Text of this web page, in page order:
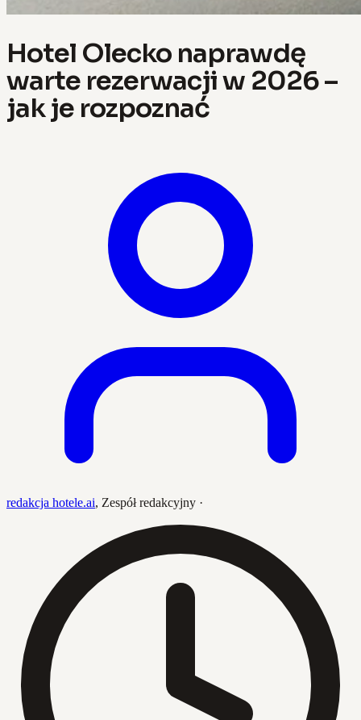
Hotel Olecko naprawdę
warte rezerwacji w 2026 –
jak je rozpoznać
redakcja hotele.ai, Zespół redakcyjny ·